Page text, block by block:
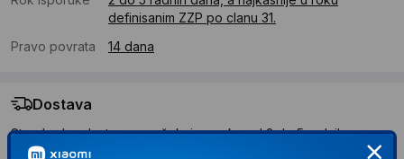
definisanim ZZP po clanu 31.
Pravo povrata
14 dana
Dostava
Standardna dostava se očekuje u roku od 2 do 5 radnih
dana